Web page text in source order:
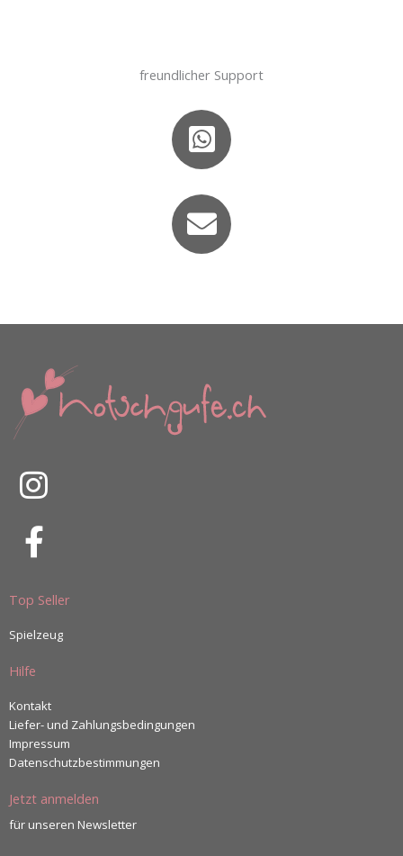
freundlicher Support
Top Seller
Spielzeug
Hilfe
Kontakt
Liefer- und Zahlungsbedingungen
Impressum
Datenschutzbestimmungen
Jetzt anmelden
für unseren Newsletter